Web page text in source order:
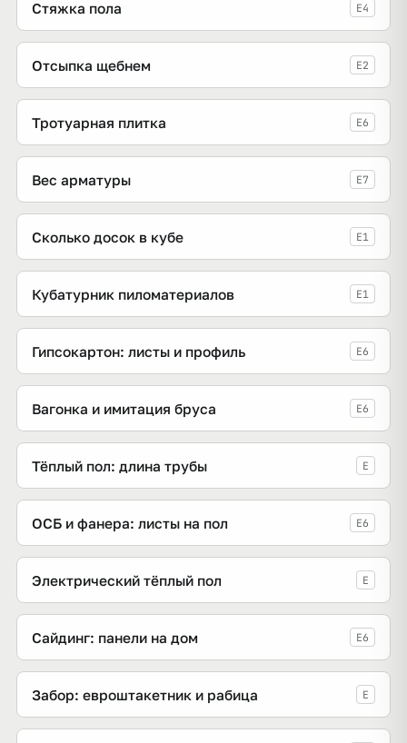
Стяжка пола E4
Отсыпка щебнем E2
Тротуарная плитка E6
Вес арматуры E7
Сколько досок в кубе E1
Кубатурник пиломатериалов E1
Гипсокартон: листы и профиль E6
Вагонка и имитация бруса E6
Тёплый пол: длина трубы E
ОСБ и фанера: листы на пол E6
Электрический тёплый пол E
Сайдинг: панели на дом E6
Забор: евроштакетник и рабица E